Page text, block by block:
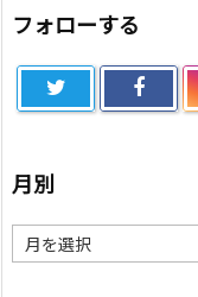
フォローする
月別
別